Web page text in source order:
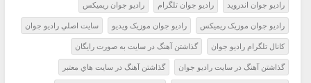
راديو جوان اندرويد راديو جوان تلگرام راديو جوان ريميکس
راديو جوان موزيک ريميکس راديو جوان موزيک ويديو سايت اصلي راديو جوان
کانال تلگرام راديو جوان گذاشتن آهنگ در سايت به صورت رايگان
گذاشتن آهنگ در سايت راديو جوان گذاشتن آهنگ در سايت هاي معتبر